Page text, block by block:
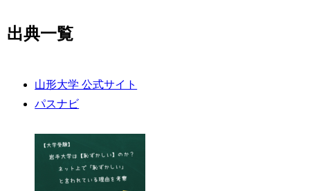
出典一覧
山形大学 公式サイト
パスナビ